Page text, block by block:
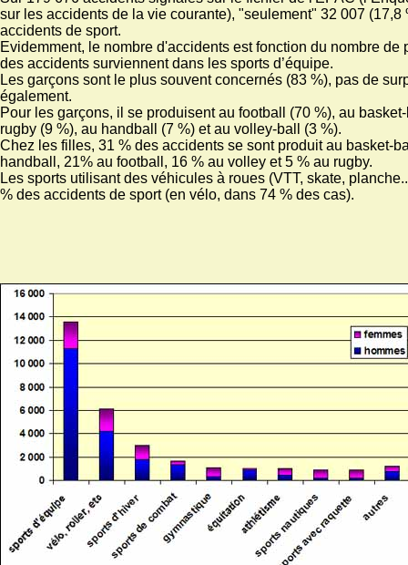
sur les accidents de la vie courante), "seulement" 32 007 (17,8
accidents de sport.
Evidemment, le nombre d'accidents est fonction du nombre de
des accidents surviennent dans les sports d’équipe.
Les garçons sont le plus souvent concernés (83 %), pas de
également.
Pour les garçons, il se produisent au football (70 %), au
rugby (9 %), au handball (7 %) et au volley-ball (3 %).
Chez les filles, 31 % des accidents se sont produit au basket-
handball, 21% au football, 16 % au volley et 5 % au rugby.
Les sports utilisant des véhicules à roues (VTT, skate,
% des accidents de sport (en vélo, dans 74 % des cas).